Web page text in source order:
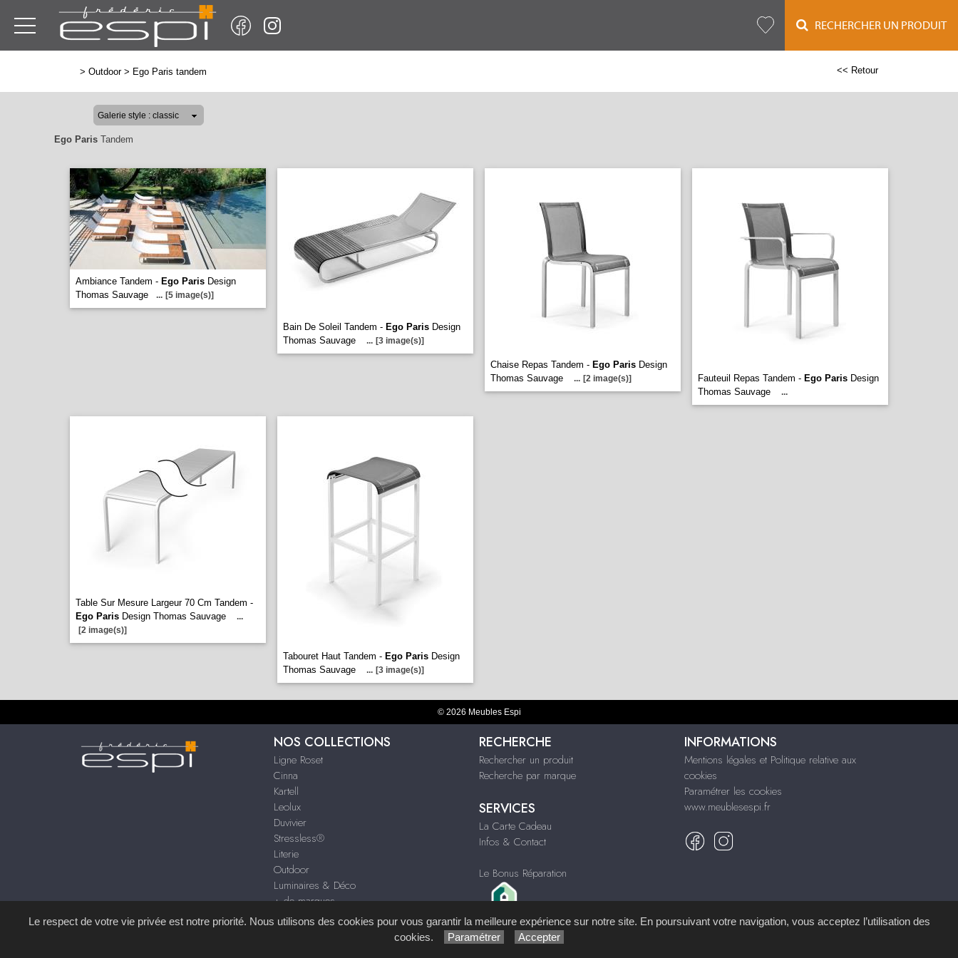
RECHERCHER UN PRODUIT
> Outdoor> Ego Paris tandem << Retour
Ego Paris Tandem
Ambiance Tandem - Ego Paris Design
Thomas Sauvage
... [5 image(s)]
Bain De Soleil Tandem - Ego Paris Design
Thomas Sauvage
... [3 image(s)]
Chaise Repas Tandem - Ego Paris Design
Thomas Sauvage
... [2 image(s)] Fauteuil Repas Tandem - Ego Paris Design
Thomas Sauvage
...
Table Sur Mesure Largeur 70 Cm Tandem -
Ego Paris Design Thomas Sauvage
...
[2 image(s)]
Tabouret Haut Tandem - Ego Paris Design
Thomas Sauvage
... [3 image(s)]
© 2026 Meubles Espi
NOS COLLECTIONS
Ligne Roset
Cinna
Kartell
Leolux
Duvivier
Stressless®
Literie
Outdoor
Luminaires & Déco
+ de marques
RECHERCHE
Rechercher un produit
Recherche par marque
SERVICES
La Carte Cadeau
Infos & Contact
Le Bonus Réparation
INFORMATIONS
Mentions légales et Politique relative aux
cookies
Paramétrer les cookies
www.meublesespi.fr
Système de Gestion de Contenu (SGC)imagenia, créé et développé en France par
Le respect de votre vie privée est notre priorité. Nous utilisons des cookies pour vous garantir la meilleure expérience sur notre site. En poursuivant votre navigation, vous acceptez l’utilisation des
cookies.
Paramétrer Accepter